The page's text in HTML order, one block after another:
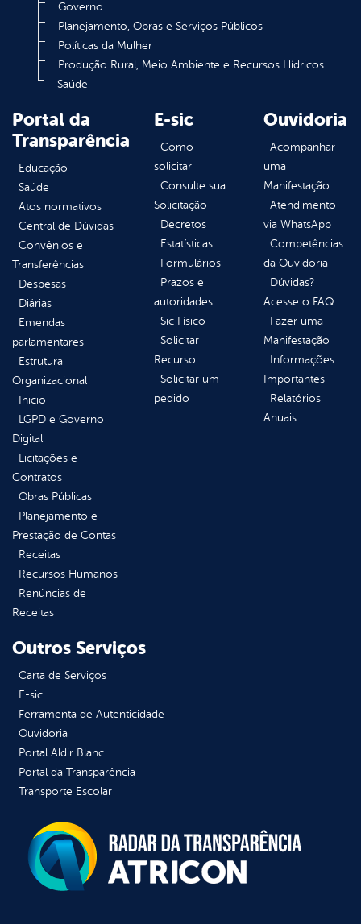
Governo
Planejamento, Obras e Serviços Públicos
Políticas da Mulher
Produção Rural, Meio Ambiente e Recursos Hídricos
Saúde
Portal da
Transparência
Educação
Saúde
Atos normativos
Central de Dúvidas
Convênios e
Transferências
Despesas
Diárias
Emendas
parlamentares
Estrutura
Organizacional
Inicio
LGPD e Governo
Digital
Licitações e
Contratos
Obras Públicas
Planejamento e
Prestação de Contas
Receitas
Recursos Humanos
Renúncias de
Receitas
E-sic
Como
solicitar
Consulte sua
Solicitação
Decretos
Estatísticas
Formulários
Prazos e
autoridades
Sic Físico
Solicitar
Recurso
Solicitar um
pedido
Ouvidoria
Acompanhar
uma
Manifestação
Atendimento
via WhatsApp
Competências
da Ouvidoria
Dúvidas?
Acesse o FAQ
Fazer uma
Manifestação
Informações
Importantes
Relatórios
Anuais
Outros Serviços
Carta de Serviços
E-sic
Ferramenta de Autenticidade
Ouvidoria
Portal Aldir Blanc
Portal da Transparência
Transporte Escolar